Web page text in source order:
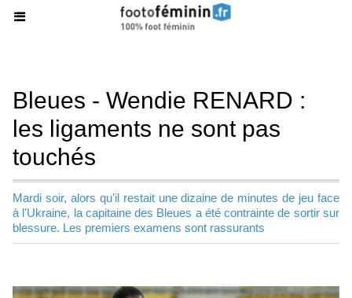
Bleues - Wendie RENARD :
les ligaments ne sont pas
touchés
Mardi soir, alors qu'il restait une dizaine de minutes de jeu face
à l'Ukraine, la capitaine des Bleues a été contrainte de sortir sur
blessure. Les premiers examens sont rassurants